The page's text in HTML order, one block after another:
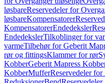
løsbareReservedeler for
løsbareKompensatorer
KompensatorerEndedeksler
EndedekslerTilkoblinger for
varmeTilbehør for Geberit
rør og fittingsKlammer for rør
KobberGeberit Mapress
KobberMufferReservedeler